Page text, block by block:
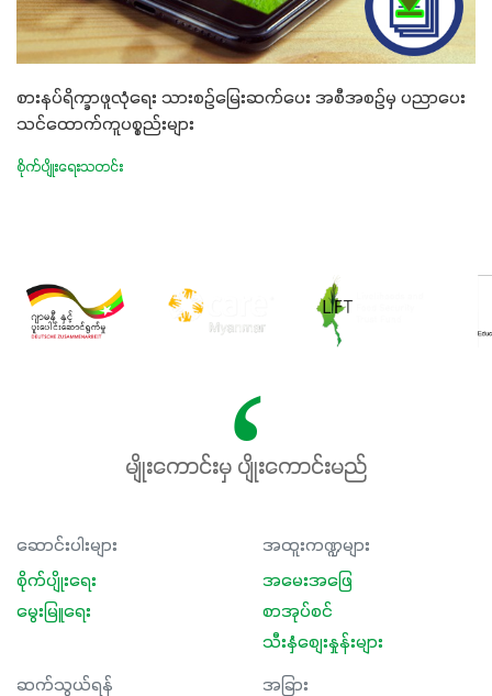
စားနပ်ရိက္ခာဖူလုံရေး သားစဉ်မြေးဆက်ပေး အစီအစဉ်မှ ပညာပေး
သင်ထောက်ကူပစ္စည်းများ
စိုက်ပျိုးရေးသတင်း
မျိုးကောင်းမှ ပျိုးကောင်းမည်
ဆောင်းပါးများ
စိုက်ပျိုးရေး
မွေးမြူရေး
အထူးကဏ္ဍများ
အမေးအဖြေ
စာအုပ်စင်
သီးနှံစျေးနှုန်းများ
ဆက်သွယ်ရန်
အခြား